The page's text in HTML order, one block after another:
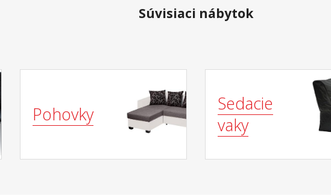
Súvisiaci nábytok
Pohovky
Sedacie
vaky